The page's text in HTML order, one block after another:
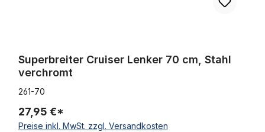
Superbreiter Cruiser Lenker 70 cm, Stahl
verchromt
261-70
27,95 €*
Preise inkl. MwSt. zzgl. Versandkosten